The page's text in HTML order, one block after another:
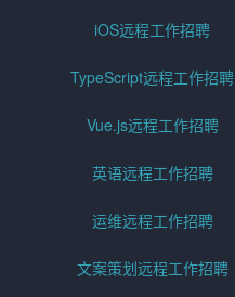
iOS远程工作招聘
TypeScript远程工作招聘
Vue.js远程工作招聘
英语远程工作招聘
运维远程工作招聘
文案策划远程工作招聘